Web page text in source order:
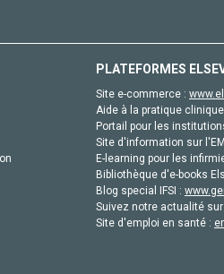
PLATEFORMES
Site e-commerce :
Aide à la pratique
Portail pour les
Site d'information sur
E-learning pour les
Bibliothèque d'e-books
Blog special IFSI :
Suivez notre actualité
Site d'emploi en santé :